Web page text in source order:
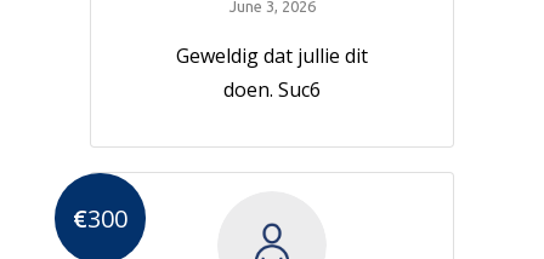
June 3, 2026
Geweldig dat jullie dit
doen. Suc6
€300